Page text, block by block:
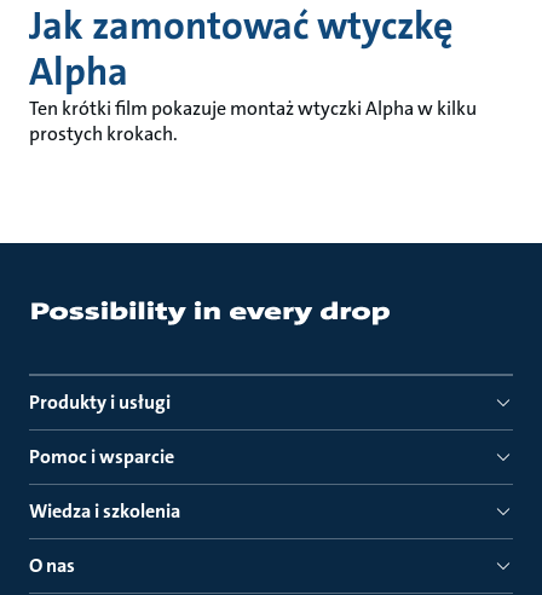
Jak zamontować wtyczkę
Alpha
Ten krótki film pokazuje montaż wtyczki Alpha w kilku
prostych krokach.
Produkty i usługi
Pomoc i wsparcie
Wiedza i szkolenia
O nas